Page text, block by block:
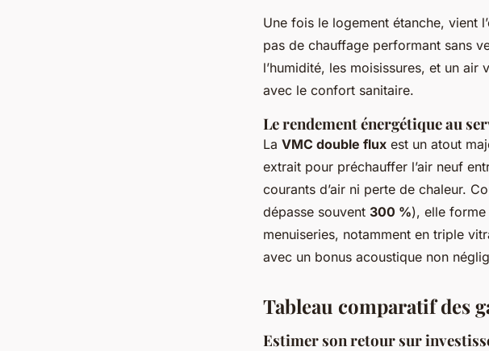
Une fois le logement étanche, vient
pas de chauffage performant sans
l’humidité, les moisissures, et un
avec le confort sanitaire.
Le rendement énergétique au
La VMC double flux est un atout
extrait pour préchauffer l’air neuf
courants d’air ni perte de chaleur.
dépasse souvent 300 %), elle forme
menuiseries, notamment en triple
avec un bonus acoustique non
Tableau comparatif des
Estimer son retour sur